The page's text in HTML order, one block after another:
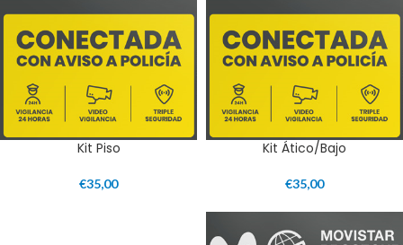
Kit Piso
€35,00
Kit Ático/Bajo
€35,00